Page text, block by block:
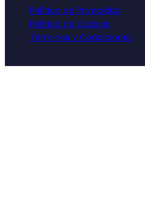
Política de Privacidad
Política de Cookies
Términos y Condiciones